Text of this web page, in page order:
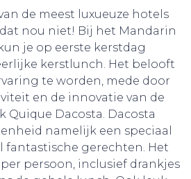
de meest luxueuze hotels
nou niet! Bij het Mandarin
je op eerste kerstdag
kerstlunch. Het belooft
te worden, mede door
en de innovatie van de
Quique Dacosta. Dacosta
namelijk een speciaal
fantastische gerechten. Het
persoon, inclusief drankjes